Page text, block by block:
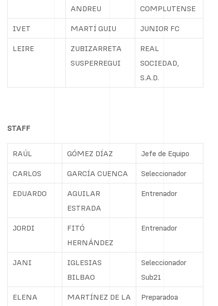
ANDREU COMPLUTENSE
IVET MARTÍ GUIU JUNIOR FC
LEIRE
ZUBIZARRETA
SUSPERREGUI
REAL
SOCIEDAD,
S.A.D.
STAFF
RAÚL GÓMEZ DÍAZ Jefe de Equipo
CARLOS GARCÍA CUENCA Seleccionador
EDUARDO
AGUILAR
ESTRADA
Entrenador
JORDI
FITÓ
HERNÁNDEZ
Entrenador
JANI
IGLESIAS
BILBAO
Seleccionador
Sub21
ELENA
MARTÍNEZ DE LA
Preparadoa